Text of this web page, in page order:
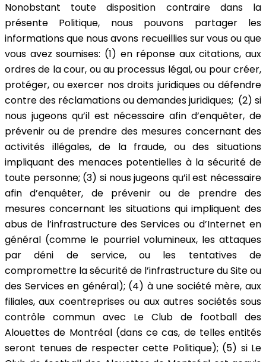
Nonobstant toute disposition contraire dans la
présente Politique, nous pouvons partager les
informations que nous avons recueillies sur vous ou que
vous avez soumises: (1) en réponse aux citations, aux
ordres de la cour, ou au processus légal, ou pour créer,
protéger, ou exercer nos droits juridiques ou défendre
contre des réclamations ou demandes juridiques; (2) si
nous jugeons qu’il est nécessaire afin d’enquêter, de
prévenir ou de prendre des mesures concernant des
activités illégales, de la fraude, ou des situations
impliquant des menaces potentielles à la sécurité de
toute personne; (3) si nous jugeons qu’il est nécessaire
afin d’enquêter, de prévenir ou de prendre des
mesures concernant les situations qui impliquent des
abus de l’infrastructure des Services ou d’Internet en
général (comme le pourriel volumineux, les attaques
par déni de service, ou les tentatives de
compromettre la sécurité de l’infrastructure du Site ou
des Services en général); (4) à une société mère, aux
filiales, aux coentreprises ou aux autres sociétés sous
contrôle commun avec Le Club de football des
Alouettes de Montréal (dans ce cas, de telles entités
seront tenues de respecter cette Politique); (5) si Le